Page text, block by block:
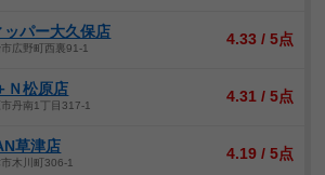
ッパー大久保店
広野町西裏91-1
4.33 / 5点
Ｎ松原店
丹南1丁目317-1
4.31 / 5点
草津店
木川町306-1
4.19 / 5点